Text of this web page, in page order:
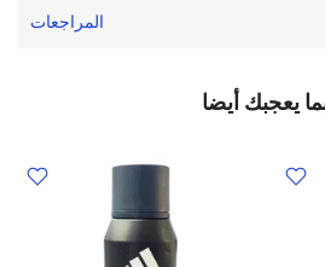
المراجعات
يعجبك أيضا